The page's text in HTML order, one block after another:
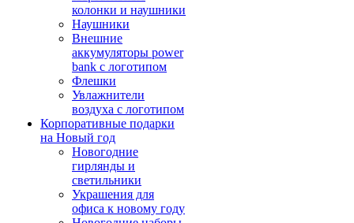
колонки и наушники
Наушники
Внешние
аккумуляторы power
bank с логотипом
Флешки
Увлажнители
воздуха с логотипом
Корпоративные подарки
на Новый год
Новогодние
гирлянды и
светильники
Украшения для
офиса к новому году